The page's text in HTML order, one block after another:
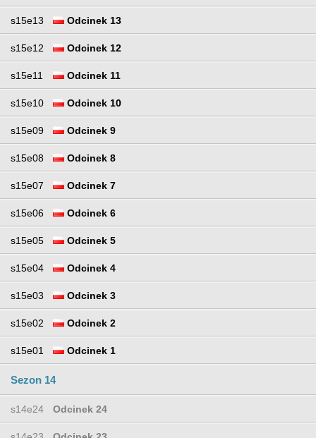
s15e13 Odcinek 13
s15e12 Odcinek 12
s15e11 Odcinek 11
s15e10 Odcinek 10
s15e09 Odcinek 9
s15e08 Odcinek 8
s15e07 Odcinek 7
s15e06 Odcinek 6
s15e05 Odcinek 5
s15e04 Odcinek 4
s15e03 Odcinek 3
s15e02 Odcinek 2
s15e01 Odcinek 1
Sezon 14
s14e24 Odcinek 24